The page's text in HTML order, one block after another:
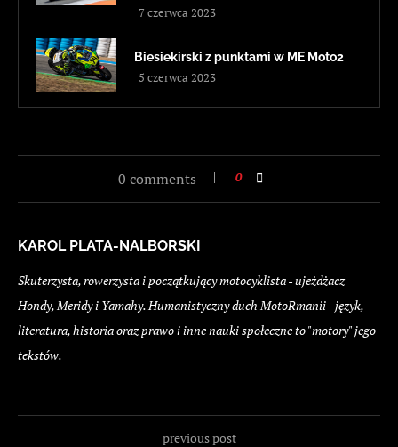
7 czerwca 2023
Biesiekirski z punktami w ME Moto2
5 czerwca 2023
0 comments 0
KAROL PLATA-NALBORSKI
Skuterzysta, rowerzysta i początkujący motocyklista - ujeżdżacz
Hondy, Meridy i Yamahy. Humanistyczny duch MotoRmanii - język,
literatura, historia oraz prawo i inne nauki społeczne to "motory" jego
tekstów.
previous post